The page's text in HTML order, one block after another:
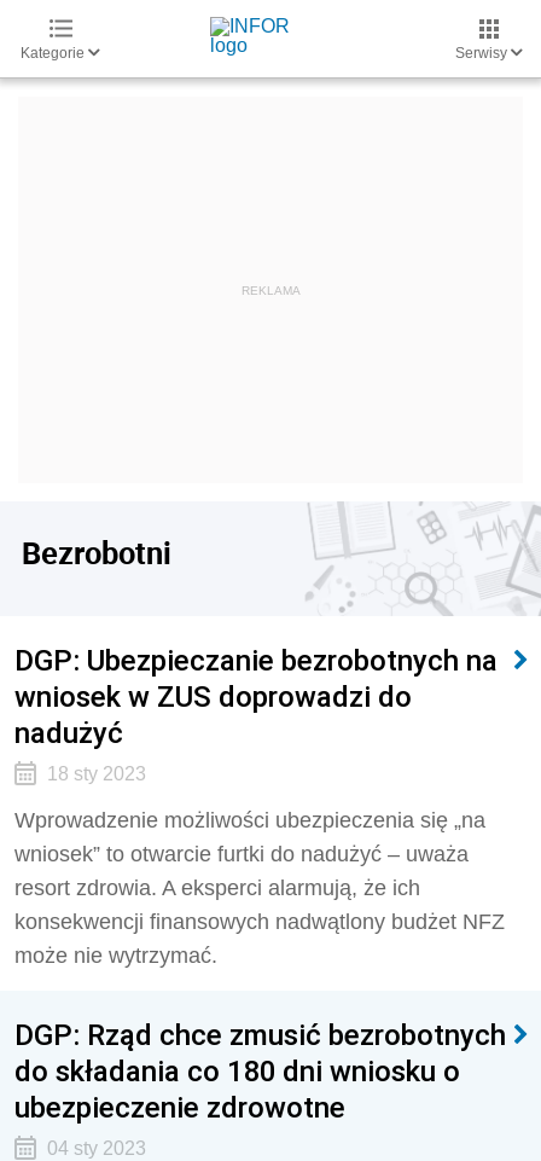
Kategorie Serwisy
Bezrobotni
DGP: Ubezpieczanie bezrobotnych na
wniosek w ZUS doprowadzi do
nadużyć
18 sty 2023
Wprowadzenie możliwości ubezpieczenia się „na
wniosek” to otwarcie furtki do nadużyć – uważa
resort zdrowia. A eksperci alarmują, że ich
konsekwencji finansowych nadwątlony budżet NFZ
może nie wytrzymać.
DGP: Rząd chce zmusić bezrobotnych
do składania co 180 dni wniosku o
ubezpieczenie zdrowotne
04 sty 2023